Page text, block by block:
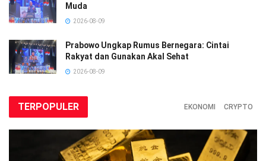
Muda
2026-08-09
Prabowo Ungkap Rumus Bernegara: Cintai
Rakyat dan Gunakan Akal Sehat
2026-08-09
TERPOPULER EKONOMI CRYPTO